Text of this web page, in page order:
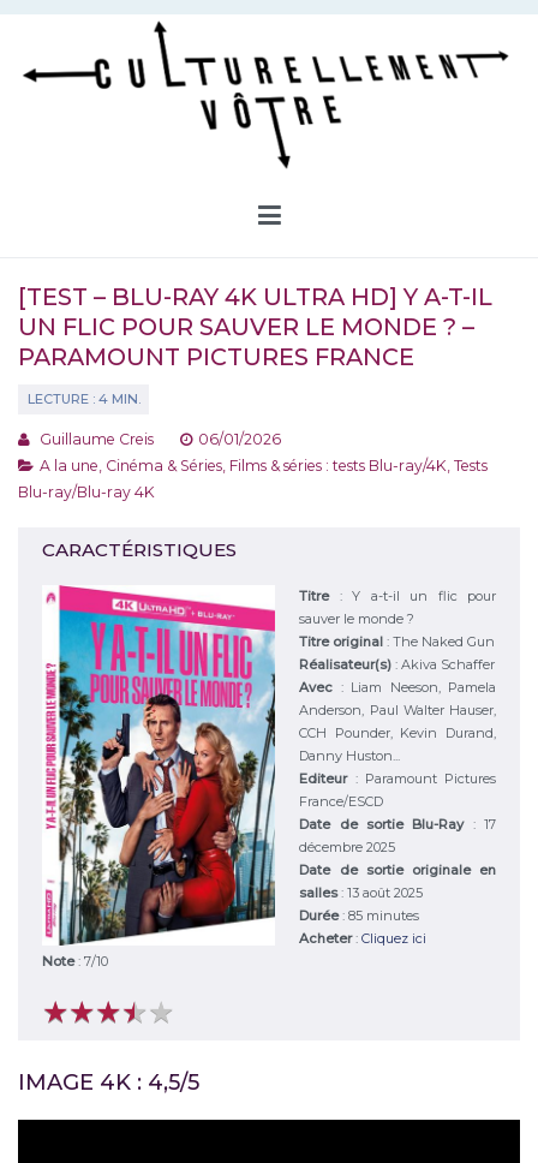
Aller
contenu
[TEST – BLU-RAY 4K ULTRA HD] Y A-T-IL
UN FLIC POUR SAUVER LE MONDE ? –
PARAMOUNT PICTURES FRANCE
Guillaume Creis
06/01/2026
A la une Cinéma & Séries Films & séries : tests Blu-ray/4K Tests
Blu-ray/Blu-ray 4K
CARACTÉRISTIQUES
Titre :Y a-t-il un flic pour
sauver le monde ?
Titre original:The Naked Gun
Réalisateur(s):Akiva Schaffer
Avec : Liam Neeson, Pamela
Anderson, Paul Walter Hauser,
CCH Pounder, Kevin Durand,
Danny Huston...
Editeur : Paramount Pictures
France/ESCD
Date de sortie Blu-Ray : 17
décembre 2025
Date de sortie originale en
salles: 13 août 2025
Durée:85 minutes
Acheter:Cliquez ici
Note: 7/10
★★★★★
★★★★★
IMAGE 4K : 4,5/5